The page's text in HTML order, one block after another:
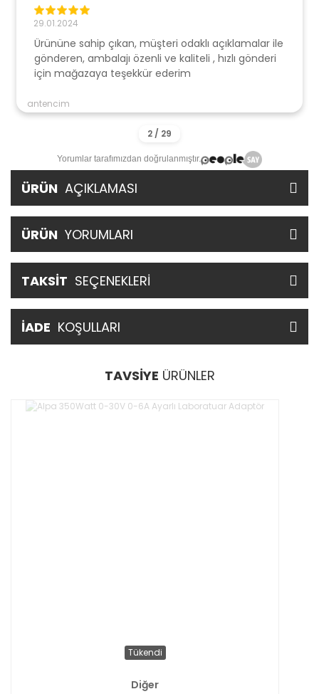
29.01.2024
Ürününe sahip çıkan, müşteri odaklı açıklamalar ile
gönderen, ambalajı özenli ve kaliteli , hızlı gönderi
için mağazaya teşekkür ederim
antencim
Yorumlar tarafımızdan doğrulanmıştır.
ÜRÜN AÇIKLAMASI
ÜRÜN YORUMLARI
TAKSİT SEÇENEKLERİ
İADE KOŞULLARI
TAVSİYE ÜRÜNLER
Tükendi
Diğer